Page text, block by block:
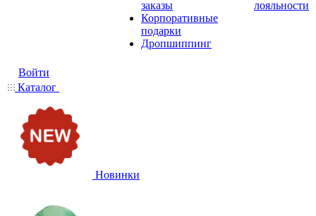
заказы
Корпоративные
подарки
Дропшиппинг
лояльности
Войти
Каталог
Новинки